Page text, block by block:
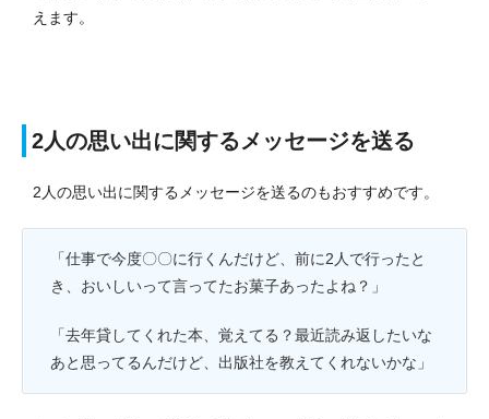
えます。
2人の思い出に関するメッセージを送る
2人の思い出に関するメッセージを送るのもおすすめです。
「仕事で今度〇〇に行くんだけど、前に2人で行ったと
き、おいしいって言ってたお菓子あったよね？」
「去年貸してくれた本、覚えてる？最近読み返したいな
あと思ってるんだけど、出版社を教えてくれないかな」